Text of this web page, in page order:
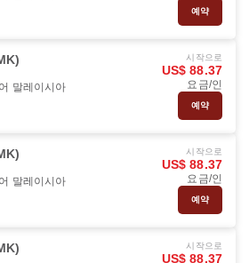
예약
말레이시아
시작으로
US$ 88.37
요금/인
예약
말레이시아
시작으로
US$ 88.37
요금/인
예약
시작으로
US$ 88.37